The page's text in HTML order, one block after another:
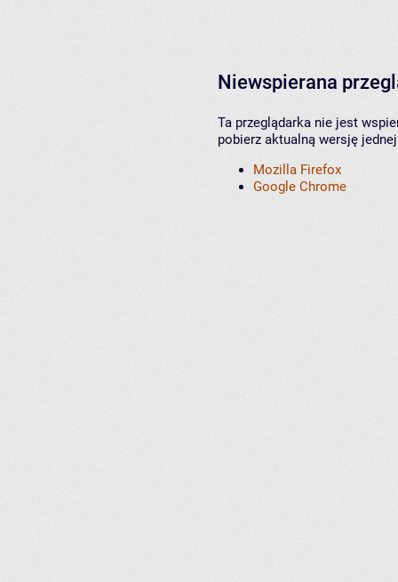
Niewspierana
Ta przeglądarka nie jest
pobierz aktualną wersję
Mozilla Firefox
Google Chrome